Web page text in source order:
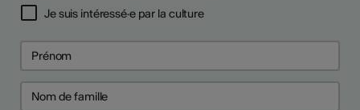
Je suis intéressé·e par la culture